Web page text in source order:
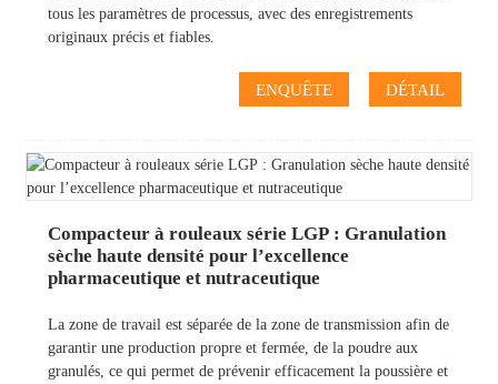
tous les paramètres de processus, avec des enregistrements
originaux précis et fiables.
ENQUÊTE DÉTAIL
Compacteur à rouleaux série LGP : Granulation
sèche haute densité pour l’excellence
pharmaceutique et nutraceutique
La zone de travail est séparée de la zone de transmission afin de
garantir une production propre et fermée, de la poudre aux
granulés, ce qui permet de prévenir efficacement la poussière et